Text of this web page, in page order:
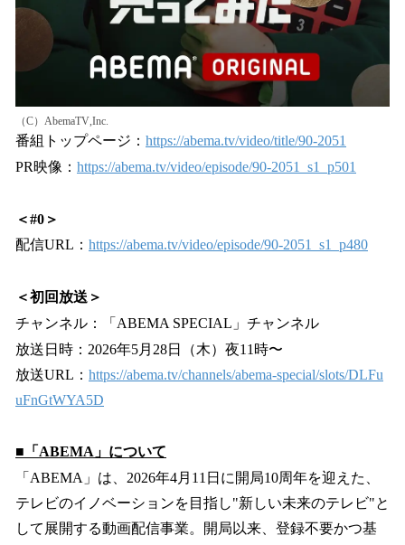
（C）AbemaTV,Inc.
番組トップページ： https://abema.tv/video/title/90-2051
PR映像： https://abema.tv/video/episode/90-2051_s1_p501
＜#0＞
配信URL： https://abema.tv/video/episode/90-2051_s1_p480
＜初回放送＞
チャンネル：「ABEMA SPECIAL」チャンネル
放送日時：2026年5月28日（木）夜11時〜
放送URL： https://abema.tv/channels/abema-special/slots/DLFu
uFnGtWYA5D
■「ABEMA」について
「ABEMA」は、2026年4月11日に開局10周年を迎えた、
テレビのイノベーションを目指し"新しい未来のテレビ"と
して展開する動画配信事業。開局以来、登録不要かつ基